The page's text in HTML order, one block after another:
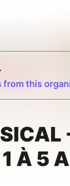
from this
À 5